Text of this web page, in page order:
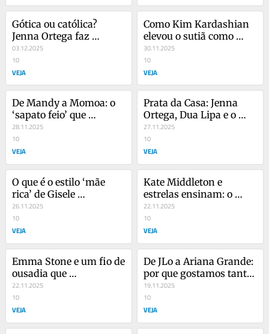
Gótica ou católica?
Jenna Ortega faz
detalhe sagrado virar
fetiche fashion
03.12.2025
10
VEJA
Como Kim Kardashian
elevou o sutiã como
peça-fashion do
momento?
30.11.2025
10
VEJA
De Mandy a Momoa: o
‘sapato feio’ que
ninguém consegue
parar de comprar…
28.11.2025
10
VEJA
Prata da Casa: Jenna
Ortega, Dua Lipa e o
brilho que anuncia
novos começos
27.11.2025
10
VEJA
O que é o estilo ‘mãe
rica’ de Gisele
Bündchen?
26.11.2025
10
VEJA
Kate Middleton e
estrelas ensinam: o
poder do caimento…
22.11.2025
10
VEJA
Emma Stone e um fio de
ousadia que
transforma…
22.11.2025
10
VEJA
De JLo a Ariana Grande:
por que gostamos tanto
de uma cintura
marcada?
19.11.2025
10
VEJA